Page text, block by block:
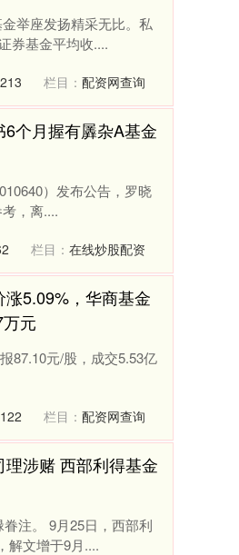
举座发扬精采无比。私
券基金平均收....
213 栏目： 配资网查询
个月握有羼杂A基金
）发布公告，罗晓
，离....
栏目： 在线炒股配资
5.09%，华商基金
元
87.10元/股，成交5.53亿
122 栏目： 配资网查询
涉赌 西部利得基金
注。 9月25日，西部利
解文增于9月....